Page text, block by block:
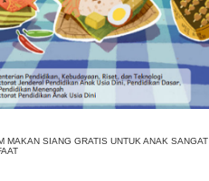
MAKAN SIANG GRATIS UNTUK ANAK SANGAT